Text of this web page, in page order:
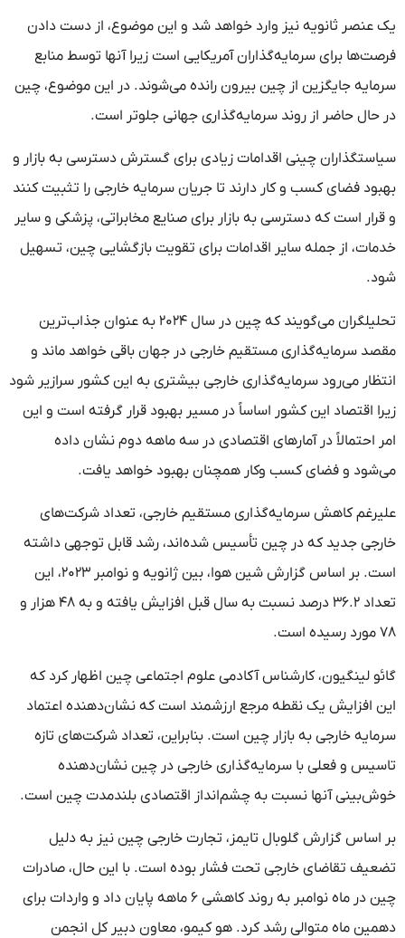
یک عنصر ثانویه نیز وارد خواهد شد و این موضوع، از دست دادن
فرصت‌ها برای سرمایه‌گذاران آمریکایی است زیرا آنها توسط منابع
سرمایه جایگزین از چین بیرون رانده می‌شوند. در این موضوع، چین
در حال حاضر از روند سرمایه‌گذاری جهانی جلوتر است.
سیاستگذاران چینی اقدامات زیادی برای گسترش دسترسی به بازار و
بهبود فضای کسب و کار دارند تا جریان سرمایه خارجی را تثبیت کنند
و قرار است که دسترسی به بازار برای صنایع مخابراتی، پزشکی و سایر
خدمات، از جمله سایر اقدامات برای تقویت بازگشایی چین، تسهیل
شود.
تحلیلگران می‌گویند که چین در سال ۲۰۲۴ به عنوان جذاب‌ترین
مقصد سرمایه‌گذاری مستقیم خارجی در جهان باقی خواهد ماند و
انتظار می‌رود سرمایه‌گذاری خارجی بیشتری به این کشور سرازیر شود
زیرا اقتصاد این کشور اساساً در مسیر بهبود قرار گرفته است و این
امر احتمالاً در آمارهای اقتصادی در سه ماهه دوم نشان داده
می‌شود و فضای کسب وکار همچنان بهبود خواهد یافت.
علیرغم کاهش سرمایه‌گذاری مستقیم خارجی، تعداد شرکت‌های
خارجی جدید که در چین تأسیس شده‌اند، رشد قابل توجهی داشته
است. بر اساس گزارش شین هوا، بین ژانویه و نوامبر ۲۰۲۳، این
تعداد ۳۶.۲ درصد نسبت به سال قبل افزایش یافته و به ۴۸ هزار و
۷۸ مورد رسیده است.
گائو لینگیون، کارشناس آکادمی علوم اجتماعی چین اظهار کرد که
این افزایش یک نقطه مرجع ارزشمند است که نشان‌دهنده اعتماد
سرمایه خارجی به بازار چین است. بنابراین، تعداد شرکت‌های تازه
تاسیس و فعلی با سرمایه‌گذاری خارجی در چین نشان‌دهنده
خوش‌بینی آنها نسبت به چشم‌انداز اقتصادی بلندمدت چین است.
بر اساس گزارش گلوبال تایمز، تجارت خارجی چین نیز به دلیل
تضعیف تقاضای خارجی تحت فشار بوده است. با این حال، صادرات
چین در ماه نوامبر به روند کاهشی ۶ ماهه پایان داد و واردات برای
دهمین ماه متوالی رشد کرد. هو کیمو، معاون دبیر کل انجمن